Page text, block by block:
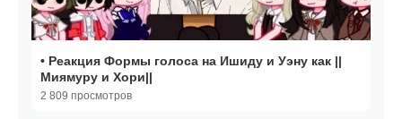
• Реакция Формы голоса на Ишиду и Уэну как ||
Миямуру и Хори||
2 809 просмотров